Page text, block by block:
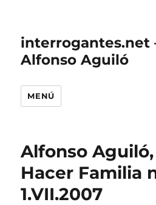
interrogantes.net
Alfonso Aguiló
MENÚ
Alfonso Aguiló,
Hacer Familia
1.VII.2007